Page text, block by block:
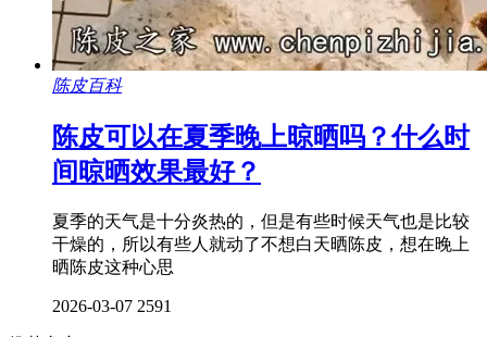
陈皮百科
陈皮可以在夏季晚上晾晒吗？什么时
间晾晒效果最好？
夏季的天气是十分炎热的，但是有些时候天气也是比较
干燥的，所以有些人就动了不想白天晒陈皮，想在晚上
晒陈皮这种心思
2026-03-07 2591